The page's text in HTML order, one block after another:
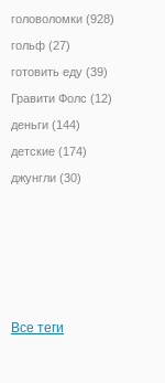
головоломки (928)
гольф (27)
готовить еду (39)
Гравити Фолс (12)
деньги (144)
детские (174)
джунгли (30)
Все теги